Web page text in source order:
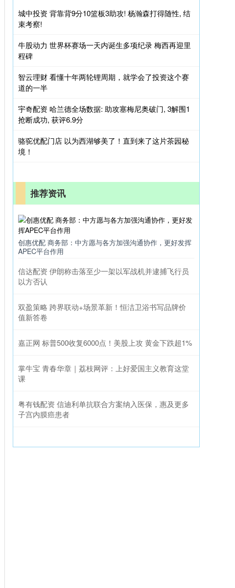
城中投资 背靠背9分10篮板3助攻! 杨瀚森打得随性, 结
束考察!
牛股动力 世界杯赛场一天内诞生多项纪录 梅西再迎里
程碑
智云理财 看懂十年两轮锂周期，就学会了投资这个赛
道的一半
宇奇配资 哈兰德全场数据: 助攻塞梅尼奥破门, 3解围1
抢断成功, 获评6.9分
骆驼优配门店 以为西湖够美了！直到来了这片茶园秘
境！
推荐资讯
创惠优配 商务部：中方愿与各方加强沟通协作，更好发挥
APEC平台作用
信达配资 伊朗称击落至少一架以军战机并逮捕飞行员
以方否认
双盈策略 跨界联动+场景革新！恒洁卫浴书写品牌价
值新答卷
嘉正网 标普500收复6000点！美股上攻 黄金下跌超1%
掌牛宝 青春华章｜荔枝网评：上好爱国主义教育这堂
课
粤有钱配资 信迪利单抗联合方案纳入医保，惠及更多
子宫内膜癌患者